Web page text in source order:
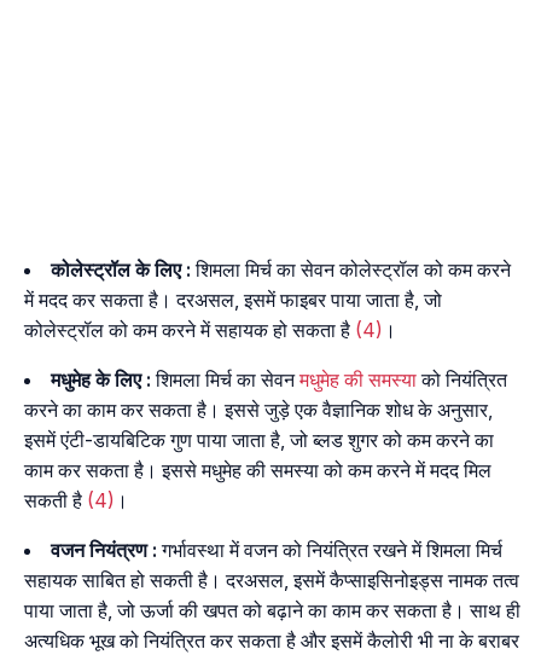
कोलेस्ट्रॉल के लिए : शिमला मिर्च का सेवन कोलेस्ट्रॉल को कम करने
में मदद कर सकता है। दरअसल, इसमें फाइबर पाया जाता है, जो
कोलेस्ट्रॉल को कम करने में सहायक हो सकता है (4) ।
मधुमेह के लिए : शिमला मिर्च का सेवनमधुमेह की समस्याको नियंत्रित
करने का काम कर सकता है। इससे जुड़े एक वैज्ञानिक शोध के अनुसार,
इसमें एंटी-डायबिटिक गुण पाया जाता है, जो ब्लड शुगर को कम करने का
काम कर सकता है। इससे मधुमेह की समस्या को कम करने में मदद मिल
सकती है (4) ।
वजन नियंत्रण : गर्भावस्था में वजन को नियंत्रित रखने में शिमला मिर्च
सहायक साबित हो सकती है। दरअसल, इसमें कैप्साइसिनोइड्स नामक तत्व
पाया जाता है, जो ऊर्जा की खपत को बढ़ाने का काम कर सकता है। साथ ही
अत्यधिक भूख को नियंत्रित कर सकता है और इसमें कैलोरी भी ना के बराबर